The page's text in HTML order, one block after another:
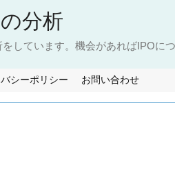
分析
しています。機会があればIPOにつ
シーポリシー お問い合わせ